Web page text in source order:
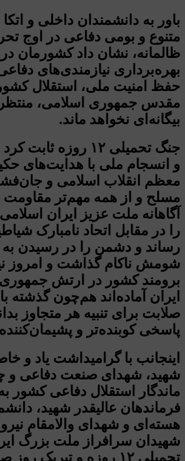
باور به دانشمندان داخلی و
متنوع و بومی دفاعی در اوج
ظالمانه، نشان داد کشورمان در
بهره‌برداری نیازمندی‌های
حفظ امنیت ملی، استقلال
مقدس جمهوری اسلامی، منتظر
بیگانه‌ای نخواهد ماند.
جنگ تحمیلی ۱۲ روزه
و انسجام ملی با هدایت‌های
معظم انقلاب اسلامی و
مسلح و از همه مهم‌تر مقاومت
آگاهانه ملت عزیز ایران
را در مقابل اتحاد نامبارک
رساند و دشمن را در رسیدن
شومش ناکام گذاشت و امروز
برومند کشور در ارتش
ایران آماده‌اند هم‌چون گذشته
صلابت برای تنبیه هر متجاوز
پاسخی کوبنده‌تر و
شهید، شهدای صنعت دفاعی و
ماندگار استقلال دفاعی کشور
فرماندهان عالیقدر شهید،
هسته‌ای و شهدای والامقام
شهیدان سرافراز ملت بزرگ
تحمیلی ۱۲ روزه و تبریک